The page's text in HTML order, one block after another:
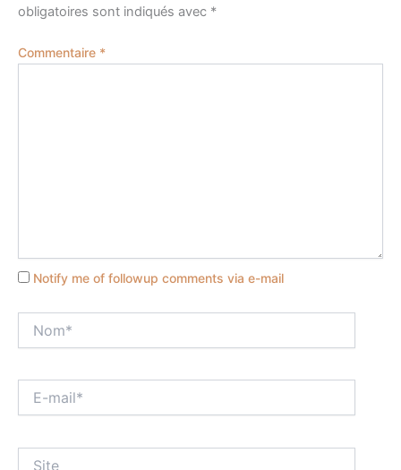
obligatoires sont indiqués avec *
Commentaire *
Notify me of followup comments via e-mail
mail*